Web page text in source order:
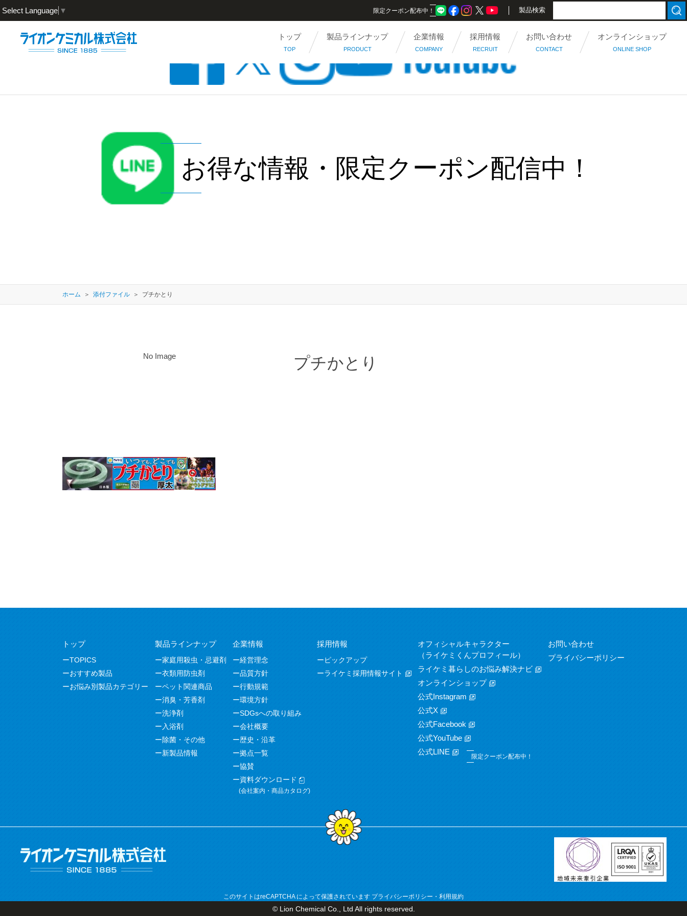
Select Language ▼ 限定クーポン配布中！ 製品検索
トップ
TOP
製品ラインナップ
PRODUCT
企業情報
COMPANY
採用情報
RECRUIT
お問い合わせ
CONTACT
オンラインショップ
ONLINE SHOP
お得な情報・限定クーポン配信中！
ホーム 添付ファイル プチかとり
No Image プチかとり
トップ
TOPICS
おすすめ製品
お悩み別製品カテゴリー
製品ラインナップ
家庭用殺虫・忌避剤
衣類用防虫剤
ペット関連商品
消臭・芳香剤
洗浄剤
入浴剤
除菌・その他
新製品情報
企業情報
経営理念
品質方針
行動規範
環境方針
SDGsへの取り組み
会社概要
歴史・沿革
拠点一覧
協賛
資料ダウンロード
(会社案内・商品カタログ)
採用情報
ピックアップ
ライケミ採用情報サイト
オフィシャルキャラクター
（ライケミくんプロフィール）
ライケミ暮らしのお悩み解決ナビ
オンラインショップ
公式Instagram
公式X
公式Facebook
公式YouTube
公式LINE
限定クーポン配布中！
お問い合わせ
プライバシーポリシー
このサイトはreCAPTCHA によって保護されています プライバシーポリシー ・ 利用規約
© Lion Chemical Co., Ltd All rights reserved.